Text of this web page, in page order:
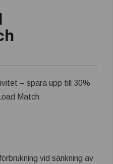
vid sänkning av